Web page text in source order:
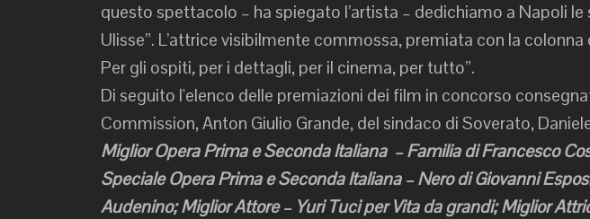
questo spettacolo – ha spiegato l’artista – dedichiamo a Napoli
Ulisse”. L’attrice visibilmente commossa, premiata con la
Per gli ospiti, per i dettagli, per il cinema, per tutto”.
Di seguito l'elenco delle premiazioni dei film in concorso
Commission, Anton Giulio Grande, del sindaco di Soverato,
Miglior Opera Prima e Seconda Italiana – Familia di Francesco
Speciale Opera Prima e Seconda Italiana – Nero di Giovanni
Audenino; Miglior Attore – Yuri Tuci per Vita da grandi; Miglior